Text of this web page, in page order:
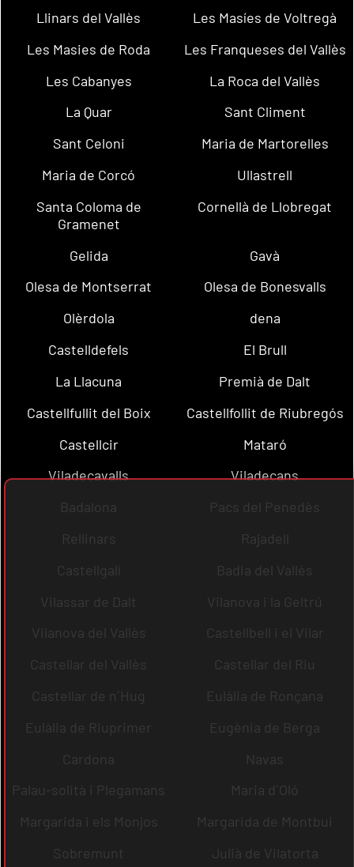
Llinars del Vallès
Les Masíes de Voltregà
Les Masies de Roda
Les Franqueses del Vallès
Les Cabanyes
La Roca del Vallès
La Quar
Sant Climent
Sant Celoni
Maria de Martorelles
Maria de Corcó
Ullastrell
Santa Coloma de
Gramenet
Cornellà de Llobregat
Gelida
Gavà
Olesa de Montserrat
Olesa de Bonesvalls
Olèrdola
dena
Castelldefels
El Brull
La Llacuna
Premià de Dalt
Castellfullit del Boix
Castellfollit de Riubregós
Castellcir
Mataró
Viladecavalls
Viladecans
Badalona
Pacs del Penedès
Rellinars
Rajadell
Castellgalí
Badia del Vallès
Vilassar de Dalt
Vilanova i la Geltrú
Vilanova del Vallès
Castellbell i el Vilar
Castellar del Vallès
Castellar del Riu
Castellar de n´Hug
Eulàlia de Ronçana
Eulàlia de Riuprimer
Eugènia de Berga
Cardona
Navas
Palau-solità i Plegamans
Maria d´Oló
Margarida i els Monjos
Margarida de Montbui
Sobremunt
Julià de Vilatorta